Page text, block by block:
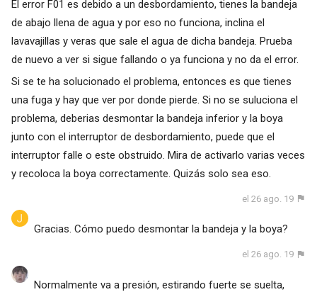
El error F01 es debido a un desbordamiento, tienes la bandeja
de abajo llena de agua y por eso no funciona, inclina el
lavavajillas y veras que sale el agua de dicha bandeja. Prueba
de nuevo a ver si sigue fallando o ya funciona y no da el error.
Si se te ha solucionado el problema, entonces es que tienes
una fuga y hay que ver por donde pierde. Si no se suluciona el
problema, deberias desmontar la bandeja inferior y la boya
junto con el interruptor de desbordamiento, puede que el
interruptor falle o este obstruido. Mira de activarlo varias veces
y recoloca la boya correctamente. Quizás solo sea eso.
el 26 ago. 19
Gracias. Cómo puedo desmontar la bandeja y la boya?
el 26 ago. 19
Normalmente va a presión, estirando fuerte se suelta,